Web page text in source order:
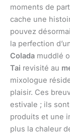
moments de
cache une
pouvez
la perfection
Colada muddlé
Tai revisité au
mixologue
plaisir. Ces
estivale ; ils
produits et une
plus la chaleur